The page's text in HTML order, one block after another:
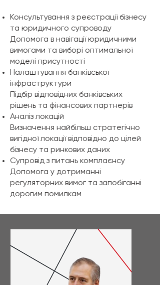
Консультування з реєстрації бізнесу
та юридичного супроводу
Допомога в навігації юридичними
вимогами та виборі оптимальної
моделі присутності
Налаштування банківської
інфраструктури
Підбір відповідних банківських
рішень та фінансових партнерів
Аналіз локацій
Визначення найбільш стратегічно
вигідної локації відповідно до цілей
бізнесу та ринкових даних
Супровід з питань комплаєнсу
Допомога у дотриманні
регуляторних вимог та запобіганні
дорогим помилкам